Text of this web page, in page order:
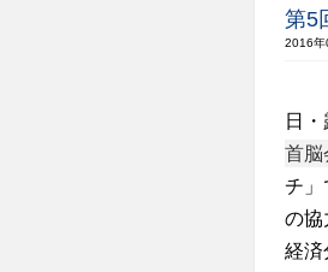
第5
2016年
日
首脳
チ」
の協
経済